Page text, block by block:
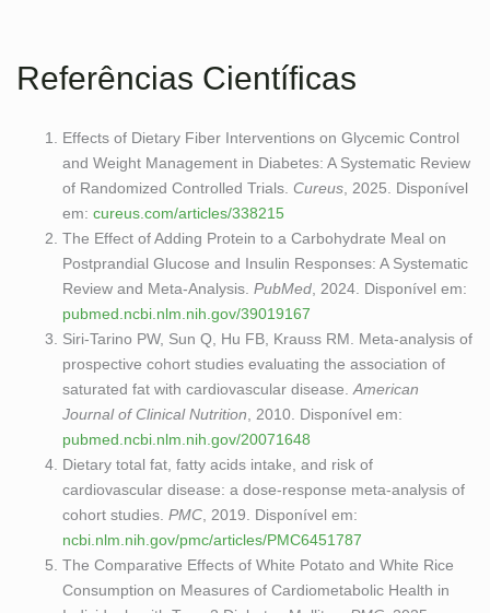
Referências Científicas
Effects of Dietary Fiber Interventions on Glycemic Control
and Weight Management in Diabetes: A Systematic Review
of Randomized Controlled Trials. Cureus, 2025. Disponível
em: cureus.com/articles/338215
The Effect of Adding Protein to a Carbohydrate Meal on
Postprandial Glucose and Insulin Responses: A Systematic
Review and Meta-Analysis. PubMed, 2024. Disponível em:
pubmed.ncbi.nlm.nih.gov/39019167
Siri-Tarino PW, Sun Q, Hu FB, Krauss RM. Meta-analysis of
prospective cohort studies evaluating the association of
saturated fat with cardiovascular disease.American
Journal of Clinical Nutrition, 2010. Disponível em:
pubmed.ncbi.nlm.nih.gov/20071648
Dietary total fat, fatty acids intake, and risk of
cardiovascular disease: a dose-response meta-analysis of
cohort studies. PMC, 2019. Disponível em:
ncbi.nlm.nih.gov/pmc/articles/PMC6451787
The Comparative Effects of White Potato and White Rice
Consumption on Measures of Cardiometabolic Health in